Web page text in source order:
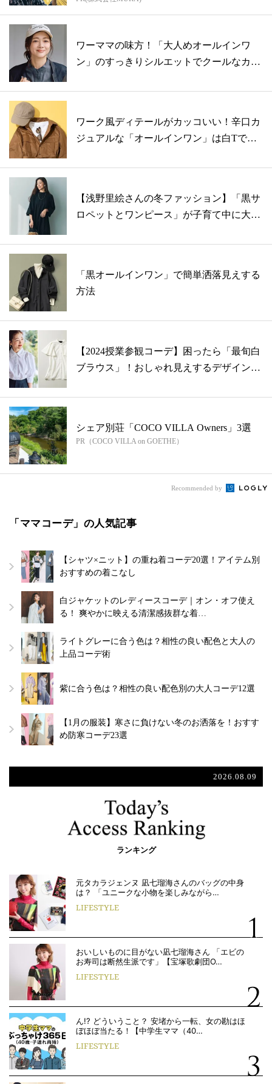
ワーママの味方！「大人めオールインワ
ン」のすっきりシルエットでクールなカジ
ワーク風ディテールがカッコいい！辛口カ
ジュアルな「オールインワン」は白Tで抜
【浅野里絵さんの冬ファッション】「黒サ
ロペットとワンピース」が子育て中に大活
「黒オールインワン」で簡単洒落見えする
方法
【2024授業参観コーデ】困ったら「最旬白
ブラウス」！おしゃれ見えするデザイン
シェア別荘「COCO VILLA Owners」3選
PR（COCO VILLA on GOETHE）
Recommended by
「ママコーデ」の人気記事
【シャツ×ニット】の重ね着コーデ20選！アイテム別
おすすめの着こなし
白ジャケットのレディースコーデ｜オン・オフ使え
る！ 爽やかに映える清潔感抜群な着…
ライトグレーに合う色は？相性の良い配色と大人の
上品コーデ術
紫に合う色は？相性の良い配色別の大人コーデ12選
【1月の服装】寒さに負けない冬のお洒落を！おすす
め防寒コーデ23選
2026.08.09
ランキング
元タカラジェンヌ 凪七瑠海さんのバッグの中身
は？ 「ユニークな小物を楽しみながら…
LIFESTYLE
おいしいものに目がない凪七瑠海さん 「エビの
お寿司は断然生派です」【宝塚歌劇団O…
LIFESTYLE
ん!? どういうこと？ 安堵から一転、女の勘はほ
ぼほぼ当たる！【中学生ママ（40…
LIFESTYLE